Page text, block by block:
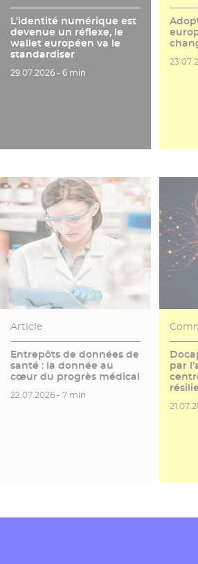
L'identité numérique est
devenue un réflexe, le
wallet européen va le
standardiser
Date de publication
29.07.2026 - Temps de lecture
6 min
Date
Article
Entrepôts de données de
santé : la donnée au
cœur du progrès médical
Date de publication
22.07.2026 - Temps de lecture
7 min
par
Date